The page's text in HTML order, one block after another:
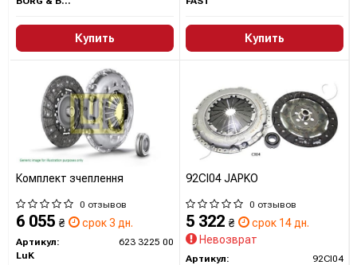
Купить Купить
Комплект зчеплення
0 отзывов
6 055 ₴ срок 3 дн.
Артикул:
623 3225 00
LuK
92CI04 JAPKO
0 отзывов
5 322 ₴
срок 14 дн.
Невозврат
Артикул:
92CI04